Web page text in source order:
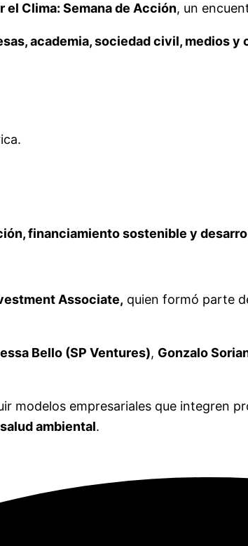
el Clima: Semana de Acción, un
academia, sociedad civil, medios y
financiamiento sostenible y
Associate, quien formó parte
Bello (SP Ventures), Gonzalo
modelos empresariales que integren
ambiental.